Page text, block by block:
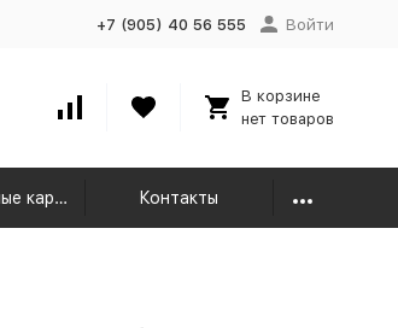
+7 (905) 40 56 555 Войти
В корзине
нет товаров
Подарочные карты Контакты